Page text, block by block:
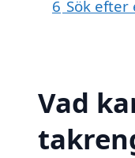
6 Sök
Vad